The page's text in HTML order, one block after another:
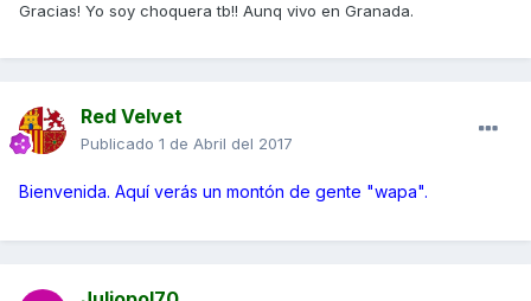
Gracias! Yo soy choquera tb!! Aunq vivo en Granada.
Red Velvet
Publicado 1 de Abril del 2017
Bienvenida. Aquí verás un montón de gente "wapa".